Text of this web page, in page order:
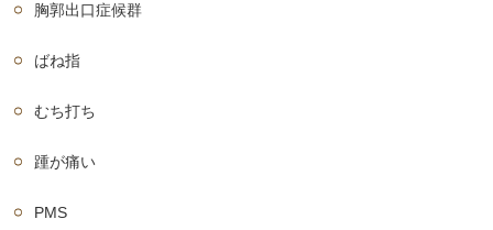
胸郭出口症候群
ばね指
むち打ち
踵が痛い
PMS